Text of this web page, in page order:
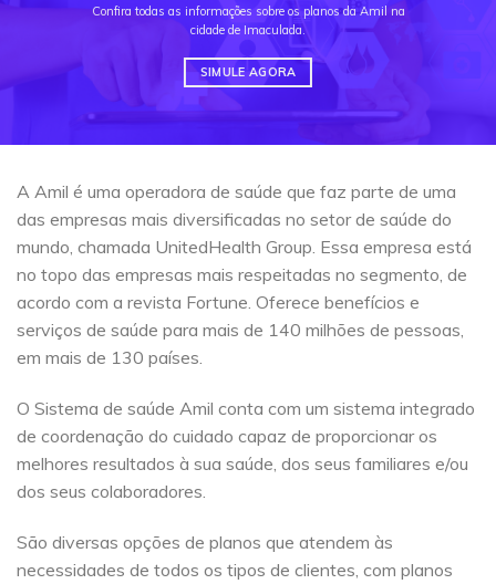
Confira todas as informações sobre os planos da Amil na
cidade de Imaculada.
SIMULE AGORA
A Amil é uma operadora de saúde que faz parte de uma
das empresas mais diversificadas no setor de saúde do
mundo, chamada UnitedHealth Group. Essa empresa está
no topo das empresas mais respeitadas no segmento, de
acordo com a revista Fortune. Oferece benefícios e
serviços de saúde para mais de 140 milhões de pessoas,
em mais de 130 países.
O Sistema de saúde Amil conta com um sistema integrado
de coordenação do cuidado capaz de proporcionar os
melhores resultados à sua saúde, dos seus familiares e/ou
dos seus colaboradores.
São diversas opções de planos que atendem às
necessidades de todos os tipos de clientes, com planos